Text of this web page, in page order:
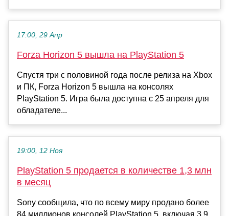
17:00, 29 Апр
Forza Horizon 5 вышла на PlayStation 5
Спустя три с половиной года после релиза на Xbox
и ПК, Forza Horizon 5 вышла на консолях
PlayStation 5. Игра была доступна с 25 апреля для
обладателе...
19:00, 12 Ноя
PlayStation 5 продается в количестве 1,3 млн
в месяц
Sony сообщила, что по всему миру продано более